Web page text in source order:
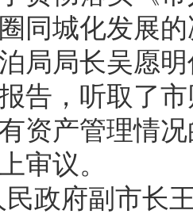
同城化发展
局局长吴愿
告，听取了
资产管理情
审议。
政府副市长